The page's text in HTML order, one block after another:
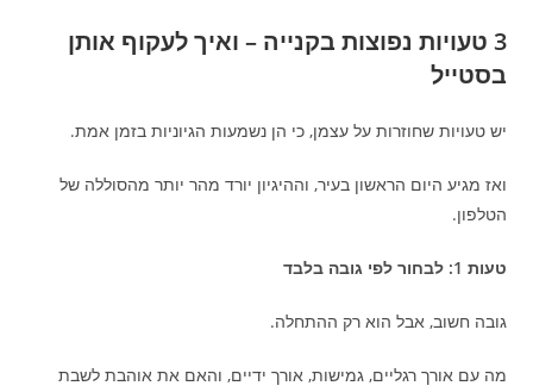
3 טעויות נפוצות בקנייה – ואיך לעקוף אותן
בסטייל
יש טעויות שחוזרות על עצמן, כי הן נשמעות הגיוניות בזמן אמת.
ואז מגיע היום הראשון בעיר, וההיגיון יורד מהר יותר מהסוללה של
הטלפון.
טעות 1: לבחור לפי גובה בלבד
גובה חשוב, אבל הוא רק ההתחלה.
מה עם אורך רגליים, גמישות, אורך ידיים, והאם את אוהבת לשבת